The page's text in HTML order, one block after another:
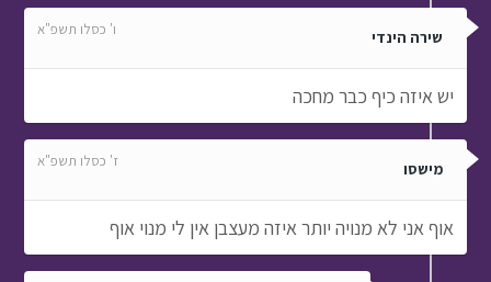
שירה הינדי ו' כסלו תשפ"א
יש איזה כיף כבר מחכה
מישסו ז' כסלו תשפ"א
אוף אני לא מנויה יותר איזה מעצבן אין לי מנוי אוף